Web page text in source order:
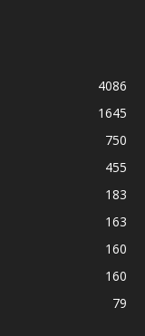
4086
1645
750
455
183
163
160
160
79